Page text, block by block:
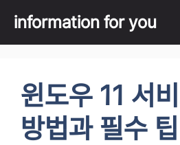
content
information for you
윈도우 11 서
방법과 필수 팁